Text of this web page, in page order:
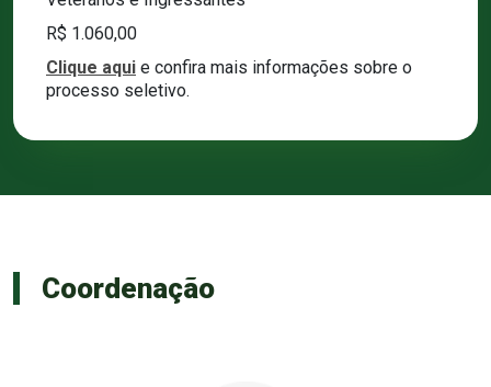
R$ 1.060,00
Clique aqui e confira mais informações sobre o
processo seletivo.
Coordenação